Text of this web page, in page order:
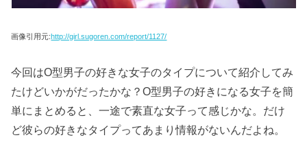
画像引用元:http://girl.sugoren.com/report/1127/
今回はO型男子の好きな女子のタイプについて紹介してみ
たけどいかがだったかな？O型男子の好きになる女子を簡
単にまとめると、一途で素直な女子って感じかな。だけ
ど彼らの好きなタイプってあまり情報がないんだよね。